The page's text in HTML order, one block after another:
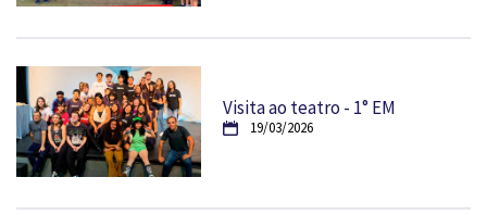
Visita ao teatro - 1° EM
19/03/2026